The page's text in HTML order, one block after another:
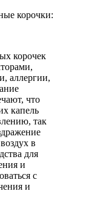
корочки:
корочек
аллергии,
что
капель
так
в
для
и
с
и